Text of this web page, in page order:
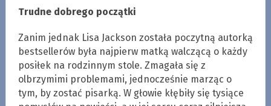
Trudne dobrego początki
Zanim jednak Lisa Jackson została poczytną autorką
bestsellerów była najpierw matką walczącą o każdy
posiłek na rodzinnym stole. Zmagała się z
olbrzymimi problemami, jednocześnie marząc o
tym, by zostać pisarką. W głowie kłębiły się tysiące